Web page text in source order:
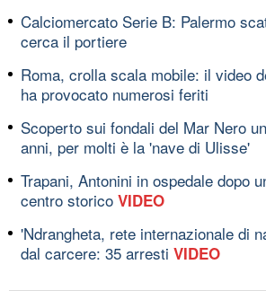
Calciomercato Serie B: Palermo
cerca il portiere
Roma, crolla scala mobile: il video
ha provocato numerosi feriti
Scoperto sui fondali del Mar Nero
anni, per molti è la 'nave di Ulisse'
Trapani, Antonini in ospedale dopo
centro storico VIDEO
'Ndrangheta, rete internazionale di
dal carcere: 35 arresti VIDEO